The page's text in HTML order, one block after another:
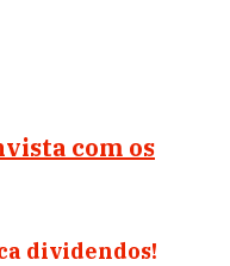
com os
dividendos!